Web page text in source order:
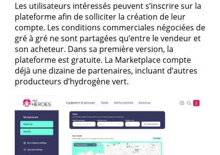
Les utilisateurs intéressés peuvent s’inscrire sur la
plateforme afin de solliciter la création de leur
compte. Les conditions commerciales négociées de
gré à gré ne sont partagées qu’entre le vendeur et
son acheteur. Dans sa première version, la
plateforme est gratuite. La Marketplace compte
déjà une dizaine de partenaires, incluant d’autres
producteurs d’hydrogène vert.